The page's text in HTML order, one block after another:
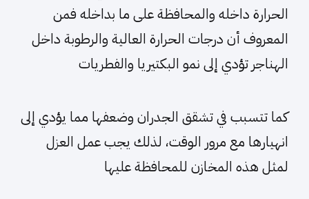
الحرارة داخله والمحافظة على ما بداخله فمن
المعروف أن درجات الحرارة العالية والرطوبة داخل
الهناجر تؤدي إلى نمو البكتيريا والفطريات
كما تتسبب في تشقق الجدران وضعفها مما يؤدي إلى
انهيارها مع مرور الوقت، لذلك يجب عمل العزل
لمثل هذه المخازن للمحافظة عليها